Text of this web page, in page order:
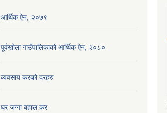
आर्थिक ऐन, २०७९
पूर्वखोला गाउँपालिकाको आर्थिक ऐन, २०८०
व्यवसाय करको दरहरु
घर जग्गा बहाल कर